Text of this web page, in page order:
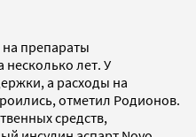
препараты
несколько лет. У
а расходы на
отметил Родионов.
средств,